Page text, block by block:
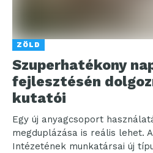
ZÖLD
Szuperhatékony
fejlesztésén
kutatói
Egy új anyagcsoport
megduplázása is reális lehet. A
Intézetének munkatársai új